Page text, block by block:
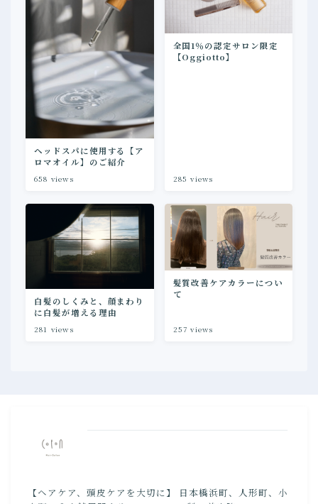
ヘッドスパに使用する【ア
ロマオイル】のご紹介
658 views
全国1％の認定サロン限定
【Oggiotto】
285 views
白髪のしくみと、顔まわり
に白髪が増える理由
281 views
髪質改善ケアカラーについ
て
257 views
【ヘアケア、頭皮ケアを大切に】 日本橋浜町、人形町、小